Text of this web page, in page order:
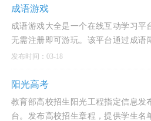
成语游戏
成语游戏大全是一个在线互动学习平
无需注册即可游玩。该平台通过成语
关、接龙、消消乐等多种游戏，帮助
发布时间：03-18
阳光高考
教育部高校招生阳光工程指定信息发
台。发布高校招生章程，提供学生名